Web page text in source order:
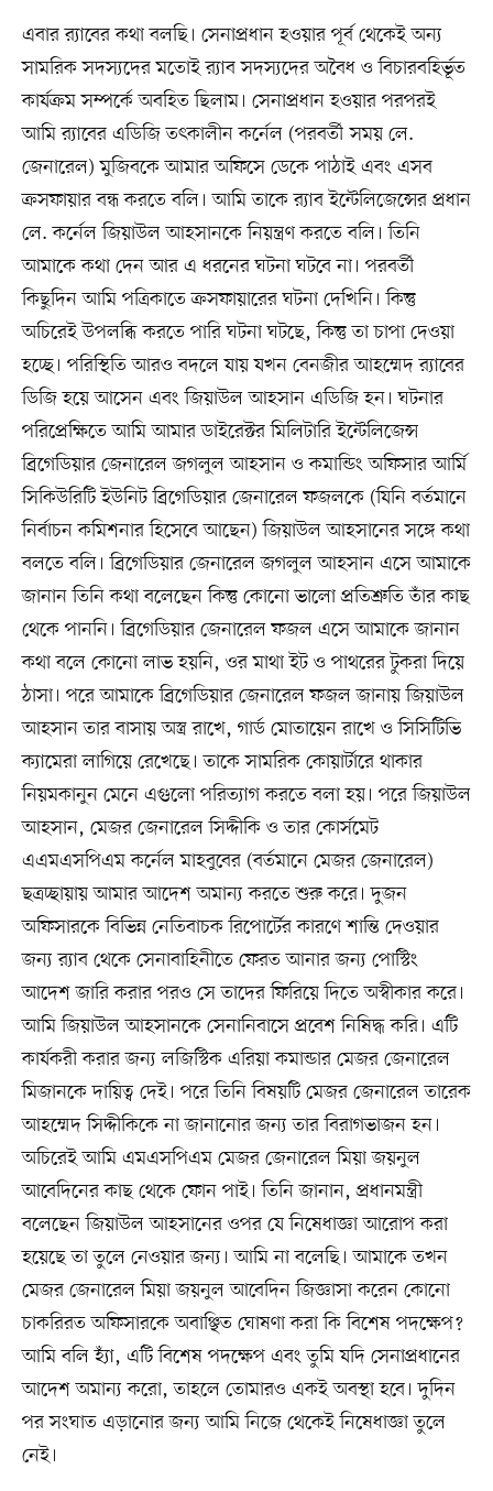
এবার র‍্যাবের কথা বলছি। সেনাপ্রধান হওয়ার পূর্ব থেকেই অন্য
সামরিক সদস্যদের মতোই র‍্যাব সদস্যদের অবৈধ ও বিচারবহির্ভূত
কার্যক্রম সম্পর্কে অবহিত ছিলাম। সেনাপ্রধান হওয়ার পরপরই
আমি র‍্যাবের এডিজি তৎকালীন কর্নেল (পরবর্তী সময় লে.
জেনারেল) মুজিবকে আমার অফিসে ডেকে পাঠাই এবং এসব
ক্রসফায়ার বন্ধ করতে বলি। আমি তাকে র‍্যাব ইন্টেলিজেন্সের প্রধান
লে. কর্নেল জিয়াউল আহসানকে নিয়ন্ত্রণ করতে বলি। তিনি
আমাকে কথা দেন আর এ ধরনের ঘটনা ঘটবে না। পরবর্তী
কিছুদিন আমি পত্রিকাতে ক্রসফায়ারের ঘটনা দেখিনি। কিন্তু
অচিরেই উপলব্ধি করতে পারি ঘটনা ঘটছে, কিন্তু তা চাপা দেওয়া
হচ্ছে। পরিস্থিতি আরও বদলে যায় যখন বেনজীর আহম্মেদ র‍্যাবের
ডিজি হয়ে আসেন এবং জিয়াউল আহসান এডিজি হন। ঘটনার
পরিপ্রেক্ষিতে আমি আমার ডাইরেক্টর মিলিটারি ইন্টেলিজেন্স
ব্রিগেডিয়ার জেনারেল জগলুল আহসান ও কমান্ডিং অফিসার আর্মি
সিকিউরিটি ইউনিট ব্রিগেডিয়ার জেনারেল ফজলকে (যিনি বর্তমানে
নির্বাচন কমিশনার হিসেবে আছেন) জিয়াউল আহসানের সঙ্গে কথা
বলতে বলি। ব্রিগেডিয়ার জেনারেল জগলুল আহসান এসে আমাকে
জানান তিনি কথা বলেছেন কিন্তু কোনো ভালো প্রতিশ্রুতি তাঁর কাছ
থেকে পাননি। ব্রিগেডিয়ার জেনারেল ফজল এসে আমাকে জানান
কথা বলে কোনো লাভ হয়নি, ওর মাথা ইট ও পাথরের টুকরা দিয়ে
ঠাসা। পরে আমাকে ব্রিগেডিয়ার জেনারেল ফজল জানায় জিয়াউল
আহসান তার বাসায় অস্ত্র রাখে, গার্ড মোতায়েন রাখে ও সিসিটিভি
ক্যামেরা লাগিয়ে রেখেছে। তাকে সামরিক কোয়ার্টারে থাকার
নিয়মকানুন মেনে এগুলো পরিত্যাগ করতে বলা হয়। পরে জিয়াউল
আহসান, মেজর জেনারেল সিদ্দীকি ও তার কোর্সমেট
এএমএসপিএম কর্নেল মাহবুবের (বর্তমানে মেজর জেনারেল)
ছত্রচ্ছায়ায় আমার আদেশ অমান্য করতে শুরু করে। দুজন
অফিসারকে বিভিন্ন নেতিবাচক রিপোর্টের কারণে শান্তি দেওয়ার
জন্য র‍্যাব থেকে সেনাবাহিনীতে ফেরত আনার জন্য পোস্টিং
আদেশ জারি করার পরও সে তাদের ফিরিয়ে দিতে অস্বীকার করে।
আমি জিয়াউল আহসানকে সেনানিবাসে প্রবেশ নিষিদ্ধ করি। এটি
কার্যকরী করার জন্য লজিস্টিক এরিয়া কমান্ডার মেজর জেনারেল
মিজানকে দায়িত্ব দেই। পরে তিনি বিষয়টি মেজর জেনারেল তারেক
আহম্মেদ সিদ্দীকিকে না জানানোর জন্য তার বিরাগভাজন হন।
অচিরেই আমি এমএসপিএম মেজর জেনারেল মিয়া জয়নুল
আবেদিনের কাছ থেকে ফোন পাই। তিনি জানান, প্রধানমন্ত্রী
বলেছেন জিয়াউল আহসানের ওপর যে নিষেধাজ্ঞা আরোপ করা
হয়েছে তা তুলে নেওয়ার জন্য। আমি না বলেছি। আমাকে তখন
মেজর জেনারেল মিয়া জয়নুল আবেদিন জিজ্ঞাসা করেন কোনো
চাকরিরত অফিসারকে অবাঞ্ছিত ঘোষণা করা কি বিশেষ পদক্ষেপ?
আমি বলি হ্যাঁ, এটি বিশেষ পদক্ষেপ এবং তুমি যদি সেনাপ্রধানের
আদেশ অমান্য করো, তাহলে তোমারও একই অবস্থা হবে। দুদিন
পর সংঘাত এড়ানোর জন্য আমি নিজে থেকেই নিষেধাজ্ঞা তুলে
নেই।